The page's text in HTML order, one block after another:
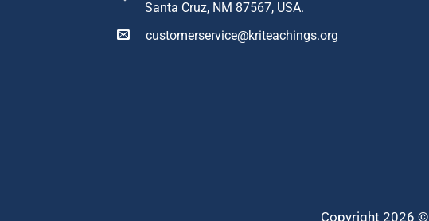
Santa Cruz, NM 87567, USA.
customerservice@kriteachings.org
Copyright 2026 ©